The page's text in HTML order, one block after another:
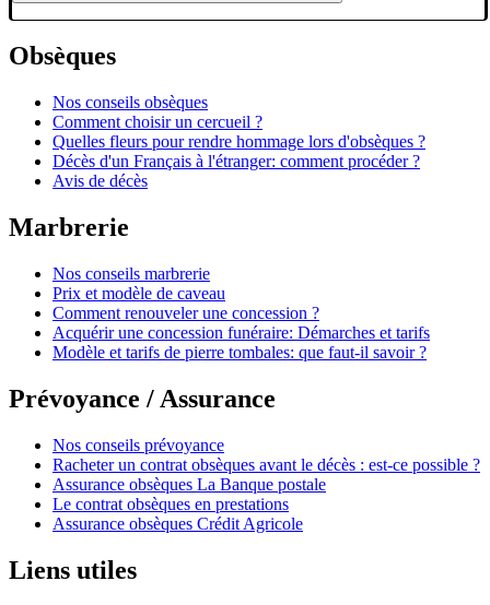
Obsèques
Nos conseils obsèques
Comment choisir un cercueil ?
Quelles fleurs pour rendre hommage lors d'obsèques ?
Décès d'un Français à l'étranger: comment procéder ?
Avis de décès
Marbrerie
Nos conseils marbrerie
Prix et modèle de caveau
Comment renouveler une concession ?
Acquérir une concession funéraire: Démarches et tarifs
Modèle et tarifs de pierre tombales: que faut-il savoir ?
Prévoyance / Assurance
Nos conseils prévoyance
Racheter un contrat obsèques avant le décès : est-ce possible ?
Assurance obsèques La Banque postale
Le contrat obsèques en prestations
Assurance obsèques Crédit Agricole
Liens utiles